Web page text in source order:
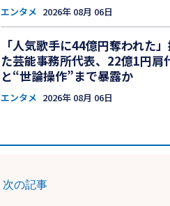
エンタメ 2026年 08月 06日
「人気歌手に44億円奪われた
た芸能事務所代表、22億1円肩
と“世論操作”まで暴露か
エンタメ 2026年 08月 06日
次の記事